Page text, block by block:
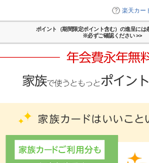
楽天カー
ポイント（期間限定ポイント含む）の進呈には
※必ずご確認ください >>